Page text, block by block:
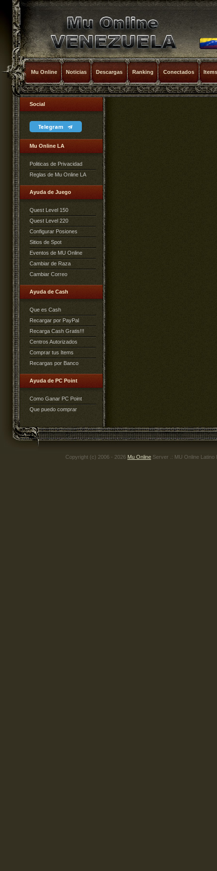
Mu Online Noticias Descargas Ranking Conectados Items
Social
Telegram
Mu Online LA
Politicas de Privacidad
Reglas de Mu Online LA
Ayuda de Juego
Quest Level 150
Quest Level 220
Configurar Posiones
Sitios de Spot
Eventos de MU Online
Cambiar de Raza
Cambiar Correo
Ayuda de Cash
Que es Cash
Recargar por PayPal
Recarga Cash Gratis!!!
Centros Autorizados
Comprar tus Items
Recargas por Banco
Ayuda de PC Point
Como Ganar PC Point
Que puedo comprar
Copyright (c) 2006 - 2026 Mu Online Server .: MU Online